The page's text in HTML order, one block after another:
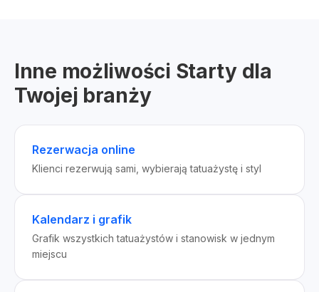
Inne możliwości Starty dla
Twojej branży
Rezerwacja online
Klienci rezerwują sami, wybierają tatuażystę i styl
Kalendarz i grafik
Grafik wszystkich tatuażystów i stanowisk w jednym
miejscu